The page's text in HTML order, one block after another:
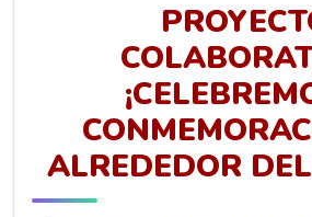
ALREDEDOR